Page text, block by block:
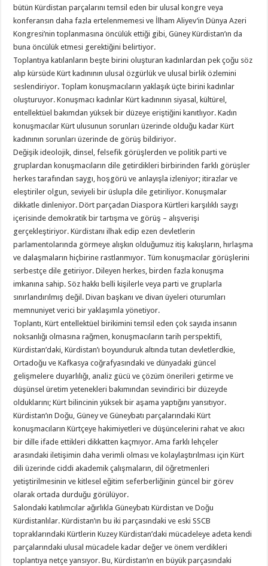
bütün Kürdistan parçalarını temsil eden bir ulusal kongre veya
konferansın daha fazla ertelenmemesi ve İlham Aliyev’in Dünya Azeri
Kongresi’nin toplanmasına öncülük ettiği gibi, Güney Kürdistan’ın da
buna öncülük etmesi gerektiğini belirtiyor.
Toplantıya katılanların beşte birini oluşturan kadınlardan pek çoğu söz
alıp kürsüde Kürt kadınının ulusal özgürlük ve ulusal birlik özlemini
seslendiriyor. Toplam konuşmacıların yaklaşık üçte birini kadınlar
oluşturuyor. Konuşmacı kadınlar Kürt kadınının siyasal, kültürel,
entellektüel bakımdan yüksek bir düzeye eriştiğini kanıtlıyor. Kadın
konuşmacılar Kürt ulusunun sorunları üzerinde olduğu kadar Kürt
kadınının sorunları üzerinde de görüş bildiriyor.
Değişik ideolojik, dinsel, felsefik görüşlerden ve politik parti ve
gruplardan konuşmacıların dile getirdikleri birbirinden farklı görüşler
herkes tarafından saygı, hoşgörü ve anlayışla izleniyor; itirazlar ve
eleştiriler olgun, seviyeli bir üslupla dile getiriliyor. Konuşmalar
dikkatle dinleniyor. Dört parçadan Diaspora Kürtleri karşılıklı saygı
içerisinde demokratik bir tartışma ve görüş – alışverişi
gerçekleştiriyor. Kürdistanı ilhak edip ezen devletlerin
parlamentolarında görmeye alışkın olduğumuz itiş kakışların, hırlaşma
ve dalaşmaların hiçbirine rastlanmıyor. Tüm konuşmacılar görüşlerini
serbestçe dile getiriyor. Dileyen herkes, birden fazla konuşma
imkanına sahip. Söz hakkı belli kişilerle veya parti ve gruplarla
sınırlandırılmış değil. Divan başkanı ve divan üyeleri oturumları
memnuniyet verici bir yaklaşımla yönetiyor.
Toplantı, Kürt entellektüel birikimini temsil eden çok sayıda insanın
noksanlığı olmasına rağmen, konuşmacıların tarih perspektifi,
Kürdistan’daki, Kürdistan’ı boyunduruk altında tutan devletlerdkie,
Ortadoğu ve Kafkasya coğrafyasındaki ve dünyadaki güncel
gelişmelere duyarlılığı, analiz gücü ve çözüm önerileri getirme ve
düşünsel üretim yetenekleri bakımından sevindirici bir düzeyde
olduklarını; Kürt bilincinin yüksek bir aşama yaptığını yansıtıyor.
Kürdistan’ın Doğu, Güney ve Güneybatı parçalarındaki Kürt
konuşmacıların Kürtçeye hakimiyetleri ve düşüncelerini rahat ve akıcı
bir dille ifade ettikleri dikkatten kaçmıyor. Ama farklı lehçeler
arasındaki iletişimin daha verimli olması ve kolaylaştırılması için Kürt
dili üzerinde ciddi akademik çalışmaların, dil öğretmenleri
yetiştirilmesinin ve kitlesel eğitim seferberliğinin güncel bir görev
olarak ortada durduğu görülüyor.
Salondaki katılımcılar ağırlıkla Güneybatı Kürdistan ve Doğu
Kürdistanlılar. Kürdistan’ın bu iki parçasındaki ve eski SSCB
topraklarındaki Kürtlerin Kuzey Kürdistan’daki mücadeleye adeta kendi
parçalarındaki ulusal mücadele kadar değer ve önem verdikleri
toplantıya netçe yansıyor. Bu, Kürdistan’ın en büyük parçasındaki